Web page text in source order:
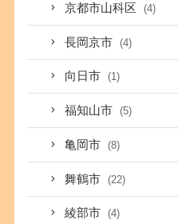
京都市山科区 (4)
長岡京市 (4)
向日市 (1)
福知山市 (5)
亀岡市 (8)
舞鶴市 (22)
綾部市 (4)